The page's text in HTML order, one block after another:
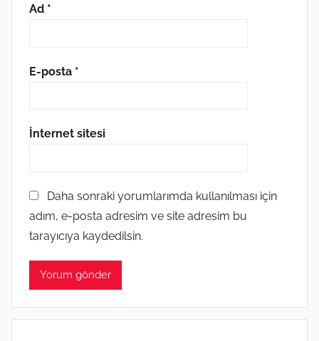
Ad *
E-posta *
İnternet sitesi
Daha sonraki yorumlarımda kullanılması için
adım, e-posta adresim ve site adresim bu
tarayıcıya kaydedilsin.